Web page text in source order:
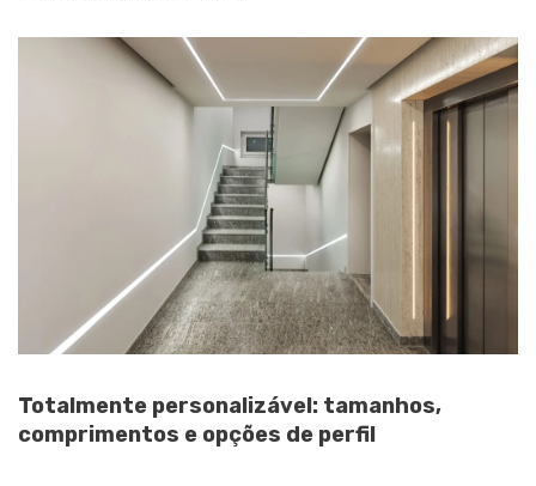
Totalmente personalizável: tamanhos,
comprimentos e opções de perfil